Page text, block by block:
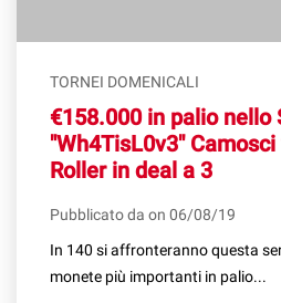
TORNEI DOMENICALI
€158.000 in palio nello
"Wh4TisL0v3"
Roller in deal a 3
Pubblicato da on 06/08/19
In 140 si affronteranno questa
monete più importanti in palio...